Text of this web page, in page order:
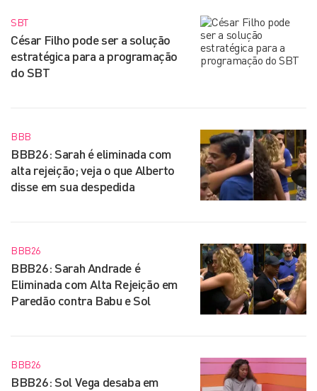
SBT
César Filho pode ser a solução
estratégica para a programação
do SBT
BBB
BBB26: Sarah é eliminada com
alta rejeição; veja o que Alberto
disse em sua despedida
BBB26
BBB26: Sarah Andrade é
Eliminada com Alta Rejeição em
Paredão contra Babu e Sol
BBB26
BBB26: Sol Vega desaba em